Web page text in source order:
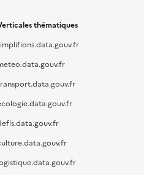
thématiques